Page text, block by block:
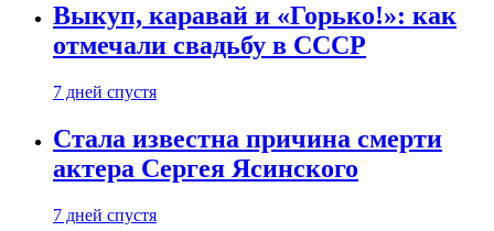
Выкуп, каравай и «Горько!»: как
отмечали свадьбу в СССР
7 дней спустя
Стала известна причина смерти
актера Сергея Ясинского
7 дней спустя